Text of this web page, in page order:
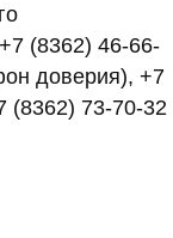
(8362) 46-66-
доверия), +7
(8362) 73-70-32